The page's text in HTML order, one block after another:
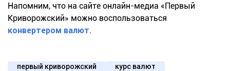
Напомним, что на сайте онлайн-медиа «Первый
Криворожский» можно воспользоваться
конвертером валют.
первый криворожский
курс валют